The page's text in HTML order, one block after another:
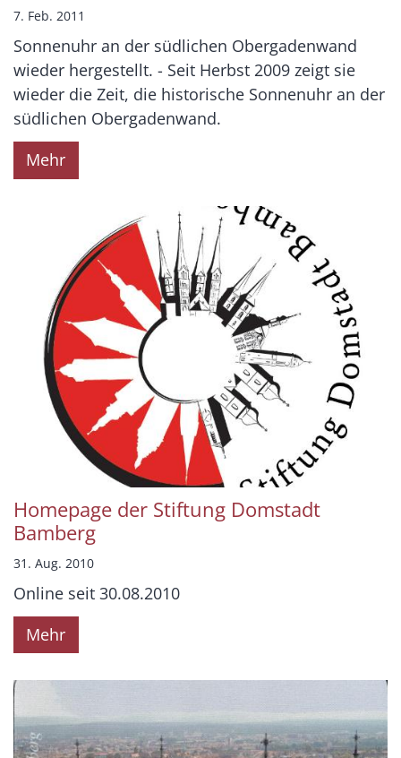
7. Feb. 2011
Sonnenuhr an der südlichen Obergadenwand
wieder hergestellt. - Seit Herbst 2009 zeigt sie
wieder die Zeit, die historische Sonnenuhr an der
südlichen Obergadenwand.
Mehr
Homepage der Stiftung Domstadt
Bamberg
31. Aug. 2010
Online seit 30.08.2010
Mehr